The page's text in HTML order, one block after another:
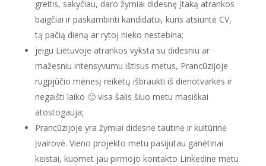
greitis, sakyčiau, daro žymiai didesnę įtaką atrankos
baigčiai ir paskambinti kandidatui, kuris atsiuntė CV,
tą pačią dieną ar rytoj nieko nestebina;
jeigu Lietuvoje atrankos vyksta su didesniu ar
mažesniu intensyvumu ištisus metus, Prancūzijoje
rugpjūčio mėnesį reikėtų išbraukti iš dienotvarkės ir
negaišti laiko 🙂 visa šalis šiuo metu masiškai
atostogauja;
Prancūzijoje yra žymiai didesnė tautinė ir kultūrinė
įvairovė. Vieno projekto metu pasijutau ganėtinai
keistai, kuomet jau pirmojo kontakto Linkedine metu